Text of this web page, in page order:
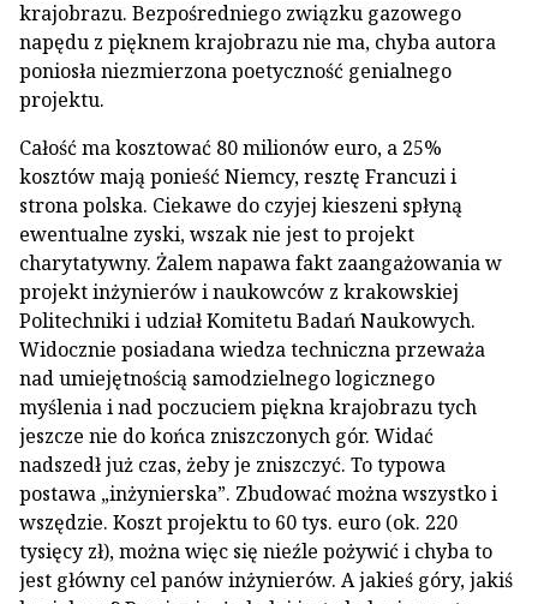
krajobrazu. Bezpośredniego związku gazowego
napędu z pięknem krajobrazu nie ma, chyba autora
poniosła niezmierzona poetyczność genialnego
projektu.
Całość ma kosztować 80 milionów euro, a 25%
kosztów mają ponieść Niemcy, resztę Francuzi i
strona polska. Ciekawe do czyjej kieszeni spłyną
ewentualne zyski, wszak nie jest to projekt
charytatywny. Żalem napawa fakt zaangażowania w
projekt inżynierów i naukowców z krakowskiej
Politechniki i udział Komitetu Badań Naukowych.
Widocznie posiadana wiedza techniczna przeważa
nad umiejętnością samodzielnego logicznego
myślenia i nad poczuciem piękna krajobrazu tych
jeszcze nie do końca zniszczonych gór. Widać
nadszedł już czas, żeby je zniszczyć. To typowa
postawa „inżynierska”. Zbudować można wszystko i
wszędzie. Koszt projektu to 60 tys. euro (ok. 220
tysięcy zł), można więc się nieźle pożywić i chyba to
jest główny cel panów inżynierów. A jakieś góry, jakiś